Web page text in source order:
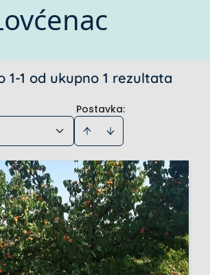
1-1 od ukupno 1 rezultata
Postavka: